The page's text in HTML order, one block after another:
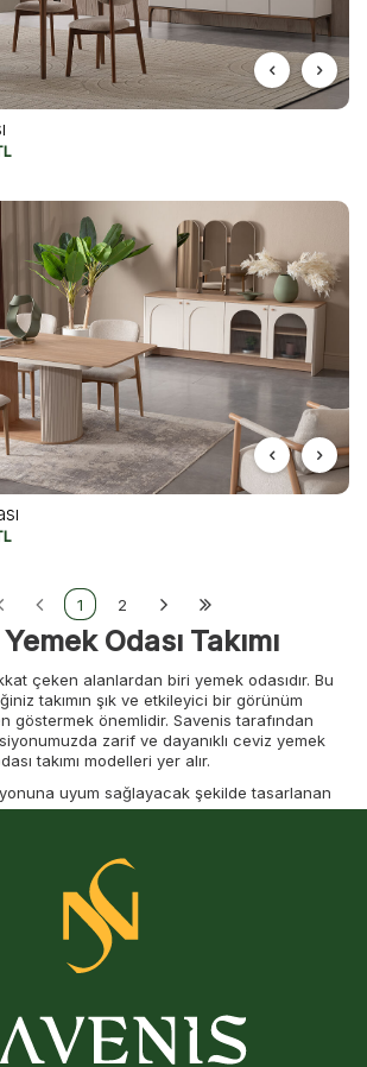
1 2
Odası Takımı
çeken alanlardan biri yemek odasıdır. Bu
takımın şık ve etkileyici bir görünüm
göstermek önemlidir. Savenis tarafından
zarif ve dayanıklı ceviz yemek
takımı modelleri yer alır.
uyum sağlayacak şekilde tasarlanan
ceviz, bu modeller yemek odanızın şıklığını ve
kolaylığına da önem veren tasarımlar
ve sağlam yapısıyla öne çıkar. Modern ve
geldiği yemek odası takımı seçenekleri
evinize konfor ve prestij katar.
stillerine uyum sağlayan
ve samimi bir atmosfer yaratır. Bu tasarımlar
özenle tasarladığı ceviz yemek odası
dayanıklılık ve fonksiyonelliği bir araya
çok vakit geçirdiğiniz alanlarını güzelleştirir.